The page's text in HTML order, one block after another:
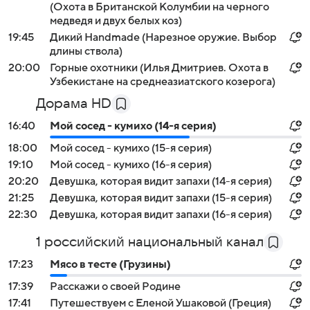
(Охота в Британской Колумбии на черного
медведя и двух белых коз)
19:45
Дикий Handmade (Нарезное оружие. Выбор
длины ствола)
20:00
Горные охотники (Илья Дмитриев. Охота в
Узбекистане на среднеазиатского козерога)
Дорама HD
16:40
Мой сосед - кумихо (14-я серия)
18:00
Мой сосед - кумихо (15-я серия)
19:10
Мой сосед - кумихо (16-я серия)
20:20
Девушка, которая видит запахи (14-я серия)
21:25
Девушка, которая видит запахи (15-я серия)
22:30
Девушка, которая видит запахи (16-я серия)
1 российский национальный канал
17:23
Мясо в тесте (Грузины)
17:39
Расскажи о своей Родине
17:41
Путешествуем с Еленой Ушаковой (Греция)